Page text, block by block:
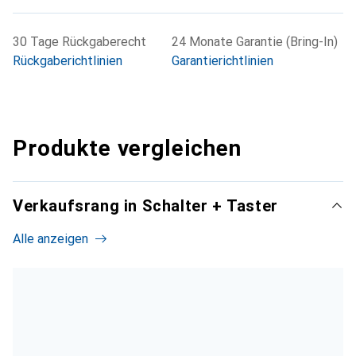
30 Tage Rückgaberecht
Rückgaberichtlinien
24 Monate Garantie (Bring-In)
Garantierichtlinien
Produkte vergleichen
Verkaufsrang in Schalter + Taster
Alle anzeigen